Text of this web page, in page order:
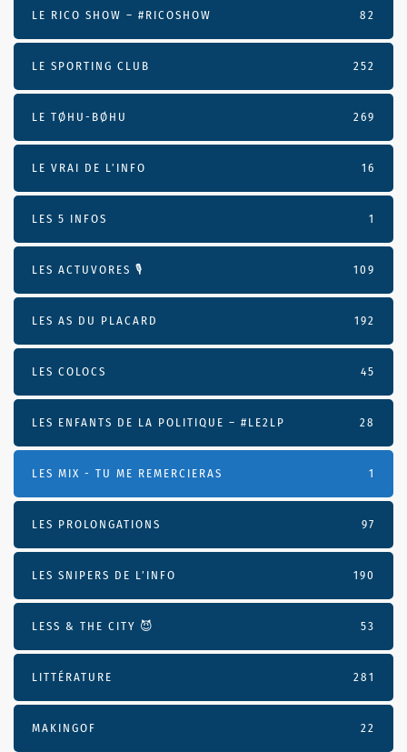
LE RICO SHOW – #RICOSHOW 82
LE SPORTING CLUB 252
LE TØHU-BØHU 269
LE VRAI DE L’INFO 16
LES 5 INFOS 1
LES ACTUVORES 🎙 109
LES AS DU PLACARD 192
LES COLOCS 45
LES ENFANTS DE LA POLITIQUE – #LE2LP 28
LES MIX - TU ME REMERCIERAS 1
LES PROLONGATIONS 97
LES SNIPERS DE L’INFO 190
LESS & THE CITY 😈 53
LITTÉRATURE 281
MAKINGOF 22